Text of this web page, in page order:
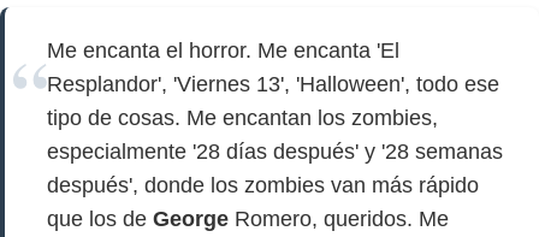
Me encanta el horror. Me encanta 'El
Resplandor', 'Viernes 13', 'Halloween', todo ese
tipo de cosas. Me encantan los zombies,
especialmente '28 días después' y '28 semanas
después', donde los zombies van más rápido
que los de George Romero, queridos. Me